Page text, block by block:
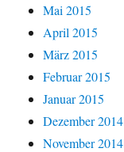
Mai 2015
April 2015
März 2015
Februar 2015
Januar 2015
Dezember 2014
November 2014